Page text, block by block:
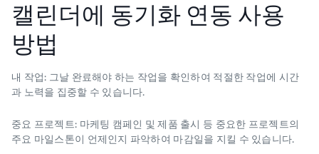
캘린더에 동기화 연동 사용
방법
내 작업: 그날 완료해야 하는 작업을 확인하여 적절한 작업에 시간
과 노력을 집중할 수 있습니다.
중요 프로젝트: 마케팅 캠페인 및 제품 출시 등 중요한 프로젝트의
주요 마일스톤이 언제인지 파악하여 마감일을 지킬 수 있습니다.